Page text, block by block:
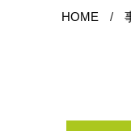
HOME